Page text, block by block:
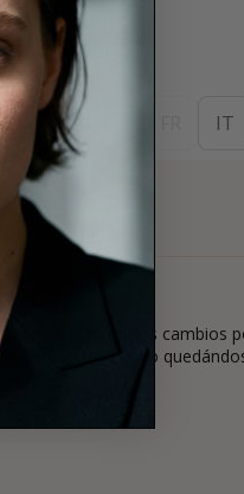
EN IT
es espectacular los cambios
va asentando